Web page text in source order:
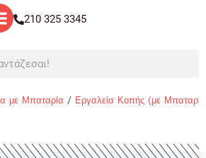
210 325 3345
με Μπαταρία / Εργαλεία Κοπής (με